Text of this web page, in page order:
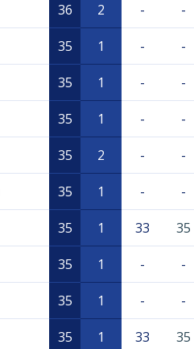
36 2 - -
35 1 - -
35 1 - -
35 1 - -
35 2 - -
35 1 - -
35 1 33 35
35 1 - -
35 1 - -
35 1 33 35